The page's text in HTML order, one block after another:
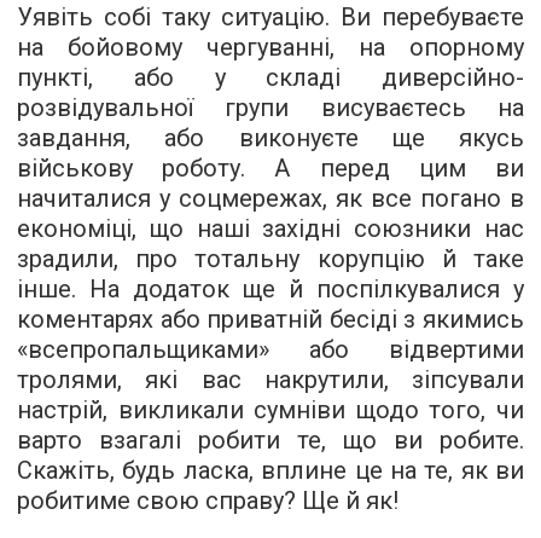
Уявіть собі таку ситуацію. Ви перебуваєте
на бойовому чергуванні, на опорному
пункті, або у складі диверсійно-
розвідувальної групи висуваєтесь на
завдання, або виконуєте ще якусь
військову роботу. А перед цим ви
начиталися у соцмережах, як все погано в
економіці, що наші західні союзники нас
зрадили, про тотальну корупцію й таке
інше. На додаток ще й поспілкувалися у
коментарях або приватній бесіді з якимись
«всепропальщиками» або відвертими
тролями, які вас накрутили, зіпсували
настрій, викликали сумніви щодо того, чи
варто взагалі робити те, що ви робите.
Скажіть, будь ласка, вплине це на те, як ви
робитиме свою справу? Ще й як!